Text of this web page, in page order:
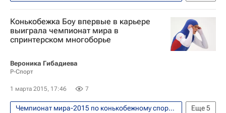
Конькобежный спорт
Ольга Фаткулина
Конькобежка Боу впервые в карьере
выиграла чемпионат мира в
спринтерском многоборье
Вероника Гибадиева
Р-Спорт
1 марта 2015, 17:46 7
Еще5
Чемпионат мира-2015 по конькобежному спорту в спринтерском многоборье. Астана, 28 февраля - 1 марта